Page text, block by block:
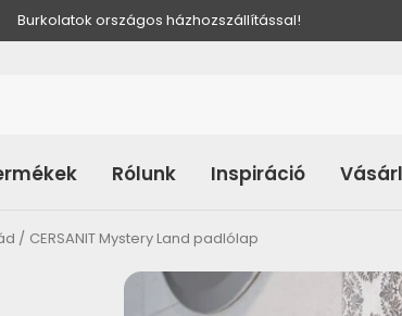
Burkolatok országos házhozszállítással!
Rólunk Inspiráció
CERSANIT Mystery Land padlólap